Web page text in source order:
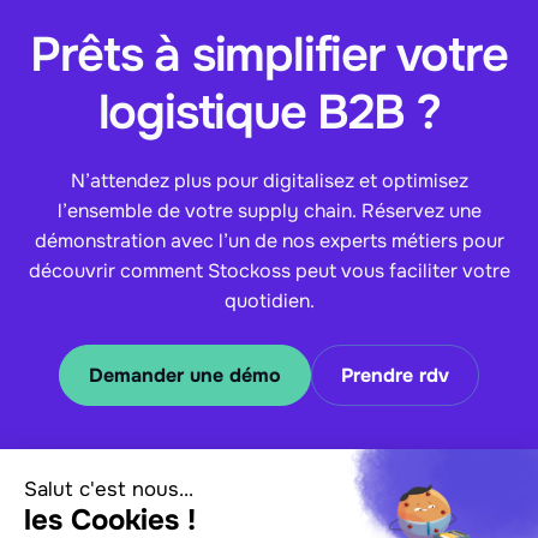
Prêts à simplifier votre
logistique B2B ?
N’attendez plus pour digitalisez et optimisez
l’ensemble de votre supply chain. Réservez une
démonstration avec l’un de nos experts métiers pour
découvrir comment Stockoss peut vous faciliter votre
quotidien.
Demander une démo Prendre rdv